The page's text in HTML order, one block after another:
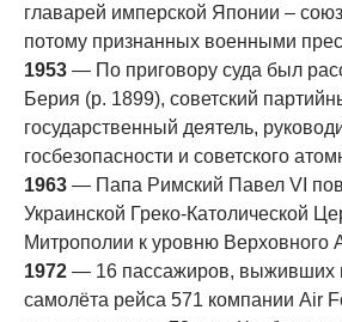
главарей имперской Японии –
потому признанных военными
1953 — По приговору суда был
Берия (р. 1899), советский
государственный деятель,
госбезопасности и советского
1963 — Папа Римский Павел VI
Украинской Греко-Католической
Митрополии к уровню Верховного
1972 — 16 пассажиров, выживших
самолёта рейса 571 компании Air